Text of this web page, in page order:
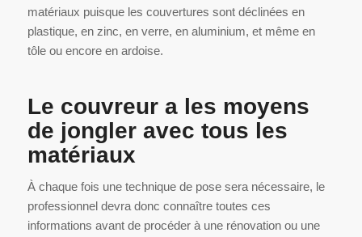
matériaux puisque les couvertures sont déclinées en
plastique, en zinc, en verre, en aluminium, et même en
tôle ou encore en ardoise.
Le couvreur a les moyens
de jongler avec tous les
matériaux
À chaque fois une technique de pose sera nécessaire, le
professionnel devra donc connaître toutes ces
informations avant de procéder à une rénovation ou une